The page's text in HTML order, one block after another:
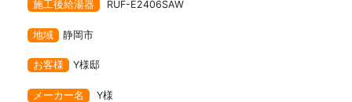
施工後給湯器 RUF-E2406SAW
地域 静岡市
お客様 Y様邸
メーカー名 Y様